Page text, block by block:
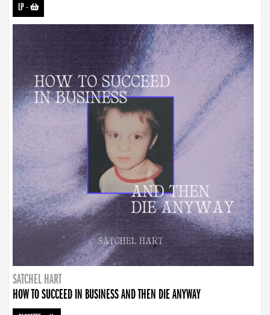
LP-
SATCHEL HART
HOW TO SUCCEED IN BUSINESS AND THEN DIE ANYWAY